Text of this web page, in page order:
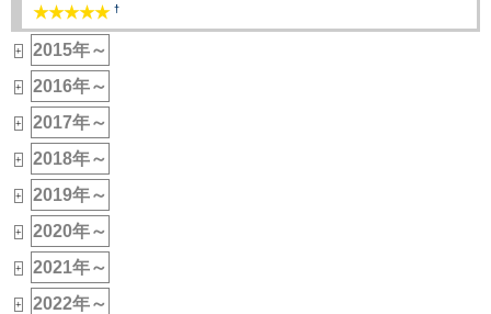
★★★★★ †
+ 2015年～
+ 2016年～
+ 2017年～
+ 2018年～
+ 2019年～
+ 2020年～
+ 2021年～
+ 2022年～